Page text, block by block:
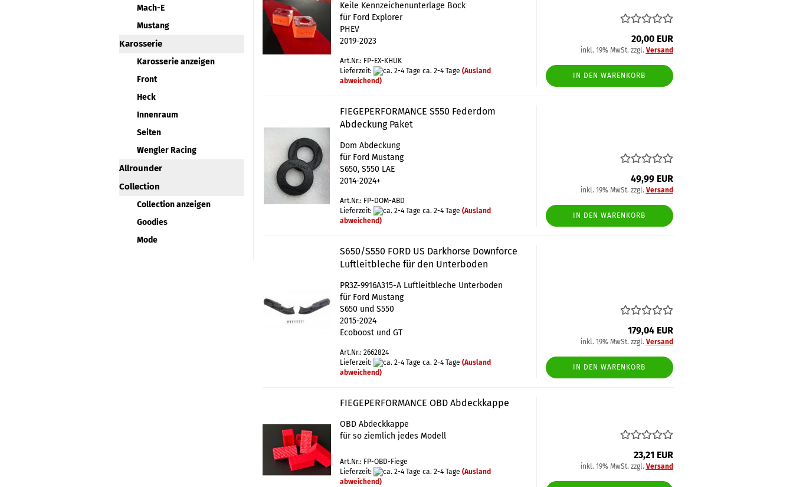
Mach-E
Mustang
Karosserie
Karosserie anzeigen
Front
Heck
Innenraum
Seiten
Wengler Racing
Allrounder
Collection
Collection anzeigen
Goodies
Mode
Keile Kennzeichenunterlage Bock
für Ford Explorer
PHEV
2019-2023
Art.Nr.: FP-EX-KHUK
Lieferzeit:
ca. 2-4 Tage (Ausland
abweichend)
20,00 EUR
inkl. 19% MwSt. zzgl. Versand
IN DEN WARENKORB
FIEGEPERFORMANCE S550 Federdom
Abdeckung Paket
Dom Abdeckung
für Ford Mustang
S650, S550 LAE
2014-2024+
Art.Nr.: FP-DOM-ABD
Lieferzeit:
ca. 2-4 Tage (Ausland
abweichend)
49,99 EUR
inkl. 19% MwSt. zzgl. Versand
IN DEN WARENKORB
S650/S550 FORD US Darkhorse Downforce
Luftleitbleche für den Unterboden
PR3Z-9916A315-A Luftleitbleche Unterboden
für Ford Mustang
S650 und S550
2015-2024
Ecoboost und GT
Art.Nr.: 2662824
Lieferzeit:
ca. 2-4 Tage (Ausland
abweichend)
179,04 EUR
inkl. 19% MwSt. zzgl. Versand
IN DEN WARENKORB
FIEGEPERFORMANCE OBD Abdeckkappe
OBD Abdeckkappe
für so ziemlich jedes Modell
Art.Nr.: FP-OBD-Fiege
Lieferzeit:
ca. 2-4 Tage (Ausland
abweichend)
23,21 EUR
inkl. 19% MwSt. zzgl. Versand